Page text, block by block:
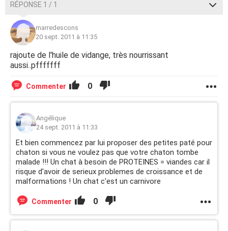
RÉPONSE 1 / 1
marredescons
20 sept. 2011 à 11:35
rajoute de l'huile de vidange, très nourrissant
aussi..pfffffff
Commenter 0
Angélique
24 sept. 2011 à 11:33
Et bien commencez par lui proposer des petites paté pour
chaton si vous ne voulez pas que votre chaton tombe
malade !!! Un chat à besoin de PROTEINES = viandes car il
risque d'avoir de serieux problemes de croissance et de
malformations ! Un chat c'est un carnivore
Commenter 0